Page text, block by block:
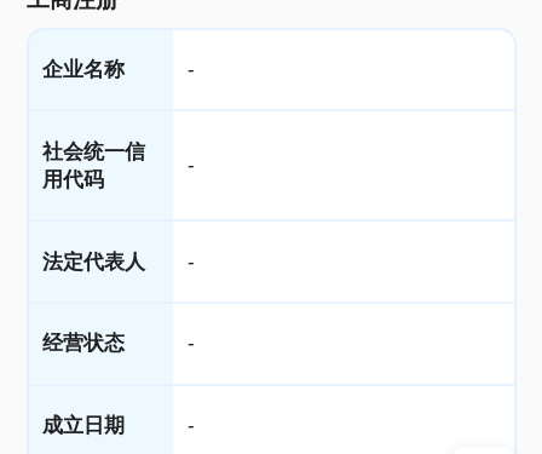
企业名称 -
社会统一信
用代码
-
法定代表人 -
经营状态 -
成立日期 -